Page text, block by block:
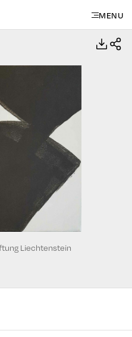
MENU
Liechtenstein